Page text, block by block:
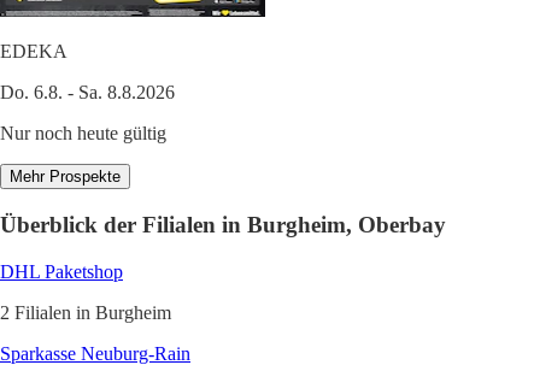
EDEKA
Do. 6.8. - Sa. 8.8.2026
Nur noch heute gültig
Mehr Prospekte
Überblick der Filialen in Burgheim, Oberbay
DHL Paketshop
2 Filialen in Burgheim
Sparkasse Neuburg-Rain